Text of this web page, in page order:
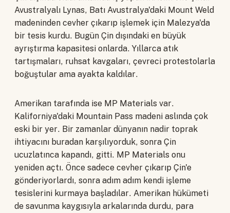
Avustralyalı Lynas, Batı Avustralya'daki Mount Weld
madeninden cevher çıkarıp işlemek için Malezya'da
bir tesis kurdu. Bugün Çin dışındaki en büyük
ayrıştırma kapasitesi onlarda. Yıllarca atık
tartışmaları, ruhsat kavgaları, çevreci protestolarla
boğuştular ama ayakta kaldılar.
Amerikan tarafında ise MP Materials var.
Kaliforniya'daki Mountain Pass madeni aslında çok
eski bir yer. Bir zamanlar dünyanın nadir toprak
ihtiyacını buradan karşılıyorduk, sonra Çin
ucuzlatınca kapandı, gitti. MP Materials onu
yeniden açtı. Önce sadece cevher çıkarıp Çin'e
gönderiyorlardı, sonra adım adım kendi işleme
tesislerini kurmaya başladılar. Amerikan hükümeti
de savunma kaygısıyla arkalarında durdu, para